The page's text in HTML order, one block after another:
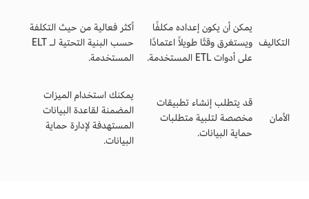
التكاليف
يمكن أن يكون إعداده مكلفًا
ويستغرق وقتًا طويلاً اعتمادًا
على أدوات ETL المستخدمة.
أكثر فعالية من حيث التكلفة
حسب البنية التحتية لـ ELT
المستخدمة.
الأمان
قد يتطلب إنشاء تطبيقات
مخصصة لتلبية متطلبات
حماية البيانات.
يمكنك استخدام الميزات
المضمنة لقاعدة البيانات
المستهدفة لإدارة حماية
البيانات.